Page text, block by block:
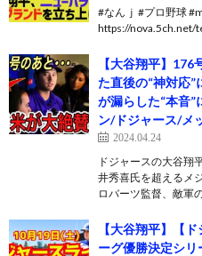
#なんｊ #プロ野球
https://
【大谷翔平】
た直後の“神対応
が漏らした“本音
ン/ドジャース/メ
2024.04.24
ドジャースの大谷翔
井秀喜氏を超えるメ
ロバーツ監督、敵軍
【大谷翔平】【
ーグ優勝決定シリ